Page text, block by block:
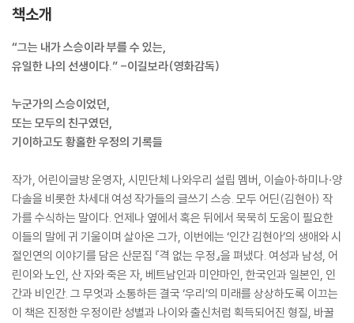
책소개
“그는 내가 스승이라 부를 수 있는,
유일한 나의 선생이다.” -이길보라(영화감독)
누군가의 스승이었던,
또는 모두의 친구였던,
기이하고도 황홀한 우정의 기록들
작가, 어린이글방 운영자, 시민단체 나와우리 설립 멤버, 이슬아·하미나·양
다솔을 비롯한 차세대 여성 작가들의 글쓰기 스승. 모두 어딘(김현아) 작
가를 수식하는 말이다. 언제나 옆에서 혹은 뒤에서 묵묵히 도움이 필요한
이들의 말에 귀 기울이며 살아온 그가, 이번에는 ‘인간 김현아’의 생애와 시
절인연의 이야기를 담은 산문집 『격 없는 우정』을 펴냈다. 여성과 남성, 어
린이와 노인, 산 자와 죽은 자, 베트남인과 미얀마인, 한국인과 일본인, 인
간과 비인간. 그 무엇과 소통하든 결국 ‘우리’의 미래를 상상하도록 이끄는
이 책은 진정한 우정이란 성별과 나이와 출신처럼 획득되어진 형질, 바꿀